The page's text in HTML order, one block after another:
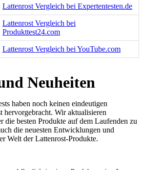
Lattenrost Vergleich bei Expertentesten.de
Lattenrost Vergleich bei
Produkttest24.com
Lattenrost Vergleich bei YouTube.com
Neuheiten
haben noch keinen eindeutigen
hervorgebracht. Wir aktualisieren
die besten Produkte auf dem Laufenden zu
die neuesten Entwicklungen und
Welt der Lattenrost-Produkte.